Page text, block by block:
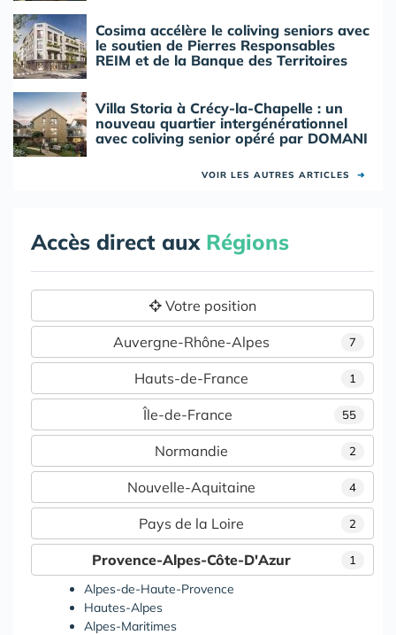
Cosima accélère le coliving seniors avec
le soutien de Pierres Responsables
REIM et de la Banque des Territoires
Villa Storia à Crécy-la-Chapelle : un
nouveau quartier intergénérationnel
avec coliving senior opéré par DOMANI
VOIR LES AUTRES ARTICLES ➜
Accès direct aux Régions
Votre position
7
Auvergne-Rhône-Alpes
1
Hauts-de-France
55
Île-de-France
2
Normandie
4
Nouvelle-Aquitaine
2
Pays de la Loire
1
Provence-Alpes-Côte-D'Azur
Alpes-de-Haute-Provence
Hautes-Alpes
Alpes-Maritimes